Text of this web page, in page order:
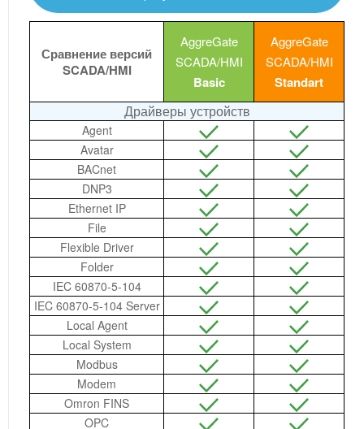
Сравнение версий
SCADA/HMI
AggreGate
SCADA/HMI
Basic
AggreGate
SCADA/HMI
Standart
Драйверы устройств
Agent
Avatar
BACnet
DNP3
Ethernet IP
File
Flexible Driver
Folder
IEC 60870-5-104
IEC 60870-5-104 Server
Local Agent
Local System
Modbus
Modem
Omron FINS
OPC